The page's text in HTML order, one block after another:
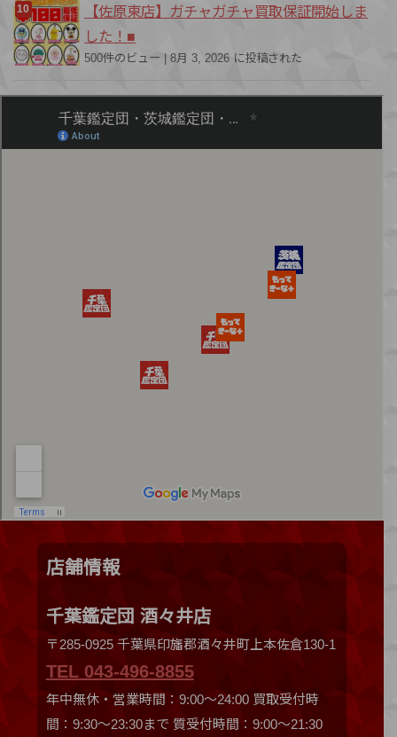
【佐原東店】ガチャガチャ買取保証開始しま
した！■
500件のビュー |8月 3, 2026 に投稿された
店舗情報
千葉鑑定団 酒々井店
〒285-0925 千葉県印旛郡酒々井町上本佐倉130-1
TEL 043-496-8855
年中無休・営業時間：9:00～24:00 買取受付時
間：9:30〜23:30まで 質受付時間：9:00～21:30